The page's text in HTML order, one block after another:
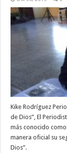
Kike Rodríguez
de Dios”, El
más conocido
manera oficial su
Dios”.